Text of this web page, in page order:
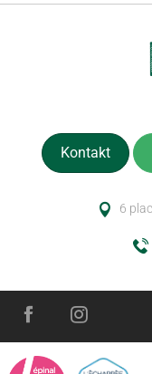
Kontakt
6